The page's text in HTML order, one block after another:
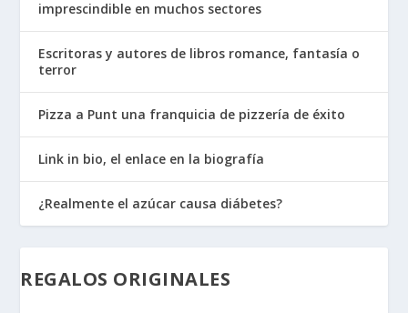
imprescindible en muchos sectores
Escritoras y autores de libros romance, fantasía o
terror
Pizza a Punt una franquicia de pizzería de éxito
Link in bio, el enlace en la biografía
¿Realmente el azúcar causa diábetes?
REGALOS ORIGINALES